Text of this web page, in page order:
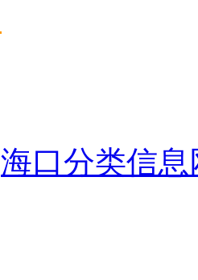
海口分类信息